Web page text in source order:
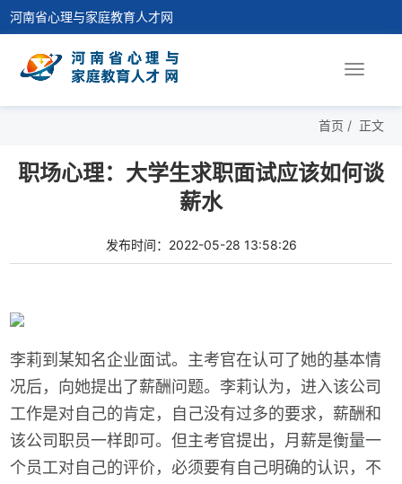
河南省心理与家庭教育人才网
Toggle
首页 / 正文
职场心理：大学生求职面试应该如何谈
薪水
发布时间：2022-05-28 13:58:26
李莉到某知名企业面试。主考官在认可了她的基本情
况后，向她提出了薪酬问题。李莉认为，进入该公司
工作是对自己的肯定，自己没有过多的要求，薪酬和
该公司职员一样即可。但主考官提出，月薪是衡量一
个员工对自己的评价，必须要有自己明确的认识，不